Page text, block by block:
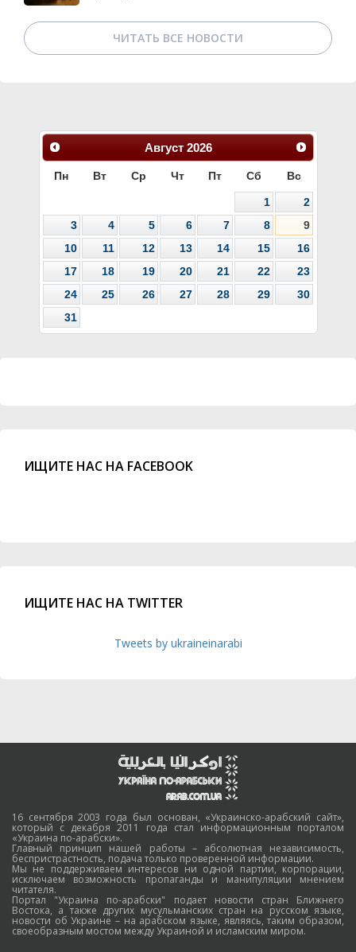
ЧИТАТЬ ВСЕ НОВОСТИ
Август 2026
Пн Вт Ср Чт Пт Сб Вс
1
2
3
4 5 6 7 8
9
10
11 12 13 14 15
16
17
18 19 20 21 22
23
24
25 26 27 28 29
30
31
ИЩИТЕ НАС НА FACEBOOK
ИЩИТЕ НАС НА TWITTER
Tweets by ukraineinarabi
16 сентября 2003 года был основан, «Украинско-арабский сайт»,
который с декабря 2011 года стал информационным порталом
«Украина по-арабски».
Главный принцип нашей работы – абсолютная независимость,
беспристрастность, подача только проверенной информации.
Мы не поддерживаем интересов ни одной партии, корпорации,
исключаем возможность пропаганды и манипуляции мнением
читателя.
Портал "Украина по-арабски" подает новости стран Ближнего
Востока, а также других мусульманских стран на русском языке,
новости об Украине – на арабском языке, являясь, таким образом,
своеобразным мостом между Украиной и исламским миром.